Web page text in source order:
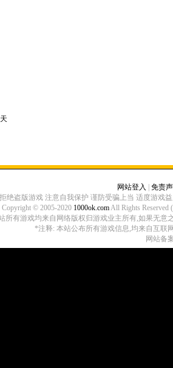
网站登入
免责
拒绝盗版游戏 注意自我保护 谨防受骗上当 适度游戏
Copyright © 2005-2020 1000ok.comAll Rights
所有游戏均来自网络版权归游戏业主所有,如果无意
*注释: 本站公布所有游戏信息,均来自互联
网站备